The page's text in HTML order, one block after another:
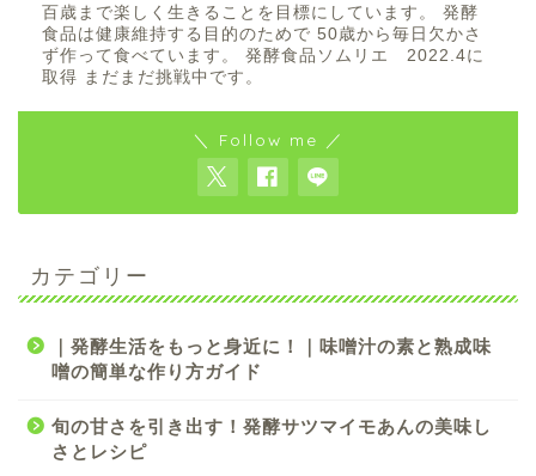
百歳まで楽しく生きることを目標にしています。 発酵
食品は健康維持する目的のためで 50歳から毎日欠かさ
ず作って食べています。 発酵食品ソムリエ 2022.4に
取得 まだまだ挑戦中です。
＼ Follow me ／
カテゴリー
｜発酵生活をもっと身近に！｜味噌汁の素と熟成味
噌の簡単な作り方ガイド
旬の甘さを引き出す！発酵サツマイモあんの美味し
さとレシピ